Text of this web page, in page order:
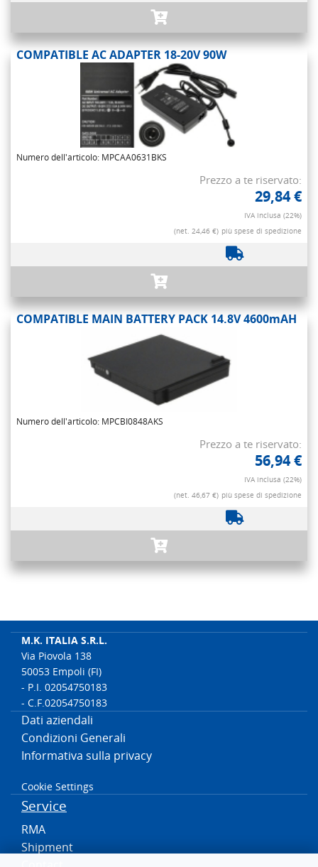
COMPATIBLE AC ADAPTER 18-20V 90W
Numero dell'articolo: MPCAA0631BKS
Prezzo a te riservato:
29,84 €
IVA inclusa (22%)
(net. 24,46 €) più spese di spedizione
COMPATIBLE MAIN BATTERY PACK 14.8V 4600mAH
Numero dell'articolo: MPCBI0848AKS
Prezzo a te riservato:
56,94 €
IVA inclusa (22%)
(net. 46,67 €) più spese di spedizione
M.K. ITALIA S.R.L.
Via Piovola 138
50053 Empoli (FI)
- P.I. 02054750183
- C.F.02054750183
Dati aziendali
Condizioni Generali
Informativa sulla privacy
Cookie Settings
Service
RMA
Shipment